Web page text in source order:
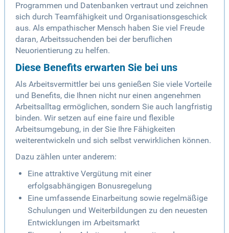
Programmen und Datenbanken vertraut und zeichnen
sich durch Teamfähigkeit und Organisationsgeschick
aus. Als empathischer Mensch haben Sie viel Freude
daran, Arbeitssuchenden bei der beruflichen
Neuorientierung zu helfen.
Diese Benefits erwarten Sie bei uns
Als Arbeitsvermittler bei uns genießen Sie viele Vorteile
und Benefits, die Ihnen nicht nur einen angenehmen
Arbeitsalltag ermöglichen, sondern Sie auch langfristig
binden. Wir setzen auf eine faire und flexible
Arbeitsumgebung, in der Sie Ihre Fähigkeiten
weiterentwickeln und sich selbst verwirklichen können.
Dazu zählen unter anderem:
Eine attraktive Vergütung mit einer
erfolgsabhängigen Bonusregelung
Eine umfassende Einarbeitung sowie regelmäßige
Schulungen und Weiterbildungen zu den neuesten
Entwicklungen im Arbeitsmarkt